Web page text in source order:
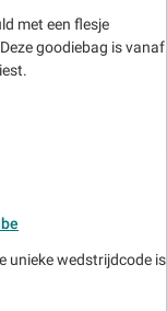
met een flesje
goodiebag is vanaf
unieke wedstrijdcode is